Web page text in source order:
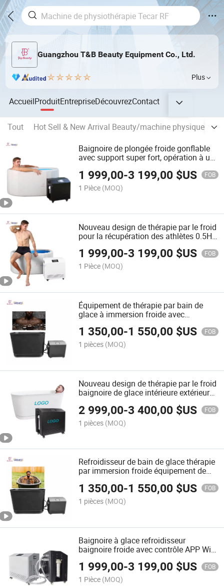
Guangzhou T&B Beauty Equipment Co., Ltd.
Plus
AccueilProduitEntrepriseDécouvrezContact
Tout Hot Sell & New Arrival Beauty/machine physique
Baignoire de plongée froide gonflable
avec support super fort, opération à un
1 999,00-3 199,00 $US FOB
1 Pièce (MOQ)
Nouveau design de thérapie par le froid
pour la récupération des athlètes 0.5HP
Équipement de bain de glace avec
refroidisseur d'eau
1 999,00-3 199,00 $US FOB
1 Pièce (MOQ)
Équipement de thérapie par bain de
glace à immersion froide avec
refroidisseur d'eau, WiFi et stérilisation
à l'ozone
1 350,00-1 550,00 $US FOB
1 pièces (MOQ)
Nouveau design de thérapie par le froid
baignoire de glace intérieure extérieure
récupération pour athlètes 0.5HP
2 999,00-3 400,00 $US FOB
1 pièces (MOQ)
Refroidisseur de bain de glace thérapie
par immersion froide équipement de
refroidissement d'eau avec WiFi
1 350,00-1 550,00 $US FOB
1 pièces (MOQ)
Baignoire à glace refroidisseur
baignoire froide avec contrôle APP WiFi
refroidi à l'eau pour la récupération
1 999,00-3 199,00 $US FOB
1 Pièce (MOQ)